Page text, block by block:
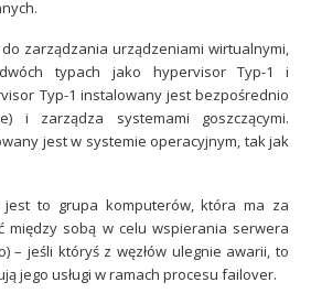
zarządzania urządzeniami wirtualnymi,
typach jako hypervisor Typ-1 i
Typ-1 instalowany jest bezpośrednio
i zarządza systemami goszczącymi.
jest w systemie operacyjnym, tak jak
jest to grupa komputerów, która ma za
między sobą w celu wspierania serwera
– jeśli któryś z węzłów ulegnie awarii, to
jego usługi w ramach procesu failover.